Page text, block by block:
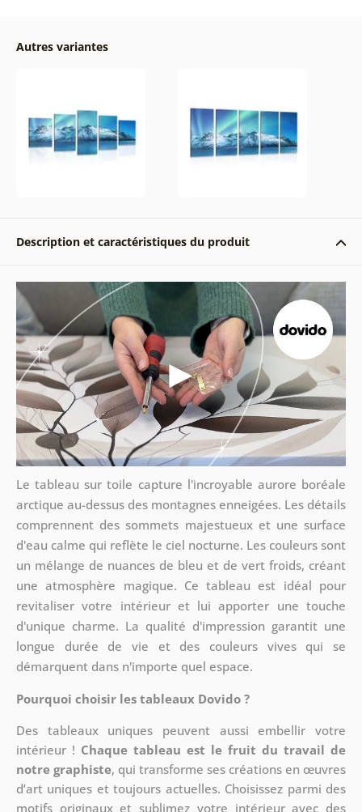
Autres variantes
Description et caractéristiques du produit
Le tableau sur toile capture l'incroyable aurore boréale
arctique au-dessus des montagnes enneigées. Les détails
comprennent des sommets majestueux et une surface
d'eau calme qui reflète le ciel nocturne. Les couleurs sont
un mélange de nuances de bleu et de vert froids, créant
une atmosphère magique. Ce tableau est idéal pour
revitaliser votre intérieur et lui apporter une touche
d'unique charme. La qualité d'impression garantit une
longue durée de vie et des couleurs vives qui se
démarquent dans n'importe quel espace.
Pourquoi choisir les tableaux Dovido ?
Des tableaux uniques peuvent aussi embellir votre
intérieur ! Chaque tableau est le fruit du travail de
notre graphiste, qui transforme ses créations en œuvres
d’art uniques et toujours actuelles. Choisissez parmi des
motifs originaux et sublimez votre intérieur avec des